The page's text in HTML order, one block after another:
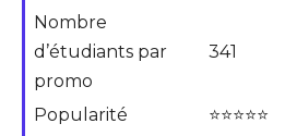
Nombre
d’étudiants par
promo
341
Popularité
⭐⭐⭐⭐⭐